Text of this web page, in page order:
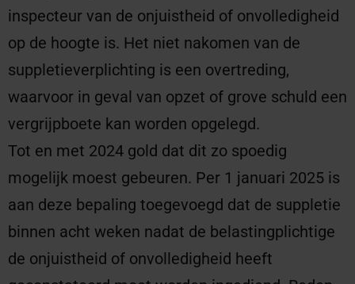
inspecteur van de onjuistheid of onvolledigheid
op de hoogte is. Het niet nakomen van de
suppletieverplichting is een overtreding,
waarvoor in geval van opzet of grove schuld een
vergrijpboete kan worden opgelegd.
Tot en met 2024 gold dat dit zo spoedig
mogelijk moest gebeuren. Per 1 januari 2025 is
aan deze bepaling toegevoegd dat de suppletie
binnen acht weken nadat de belastingplichtige
de onjuistheid of onvolledigheid heeft